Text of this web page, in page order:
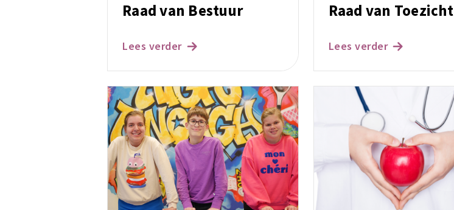
Raad van Bestuur
Lees verder
Raad van Toezicht
Lees verder